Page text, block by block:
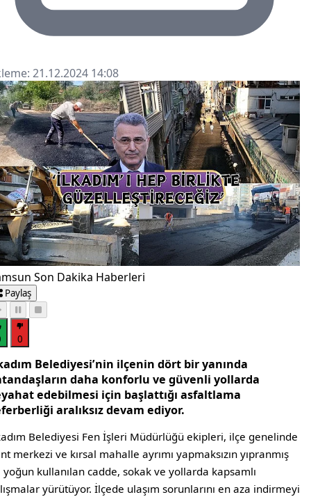
21.12.2024 14:08
Son Dakika Haberleri
Paylaş
0
Belediyesi’nin ilçenin dört bir yanında
daha konforlu ve güvenli yollarda
edebilmesi için başlattığı asfaltlama
aralıksız devam ediyor.
Belediyesi Fen İşleri Müdürlüğü ekipleri, ilçe genelinde
merkezi ve kırsal mahalle ayrımı yapmaksızın yıpranmış
yoğun kullanılan cadde, sokak ve yollarda kapsamlı
yürütüyor. İlçede ulaşım sorunlarını en aza indirmeyi